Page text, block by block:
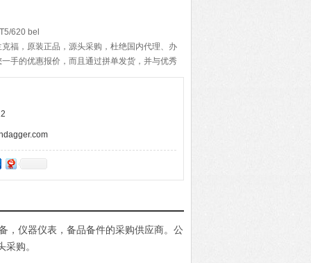
620 bel
福，原装正品，源头采购，杜绝国内代理、办
手的优惠报价，而且通过拼单发货，并与优秀
准确与快速，带给客户便捷的购物体验。
，仪器仪表，备品备件的采购供应商。公
购。